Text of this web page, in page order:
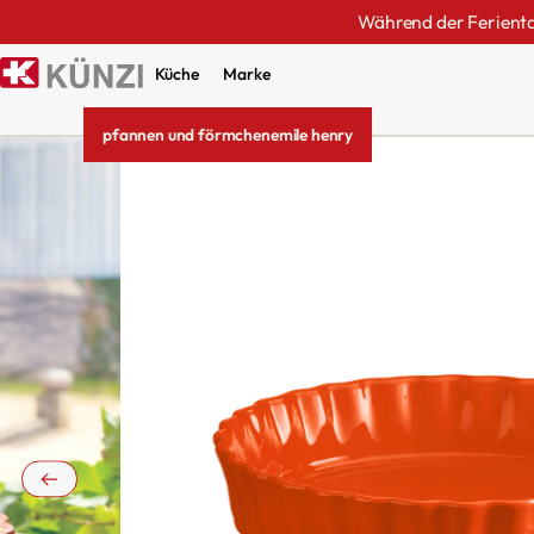
Während der
Küche Marke
pfannen und förmchenemile henry